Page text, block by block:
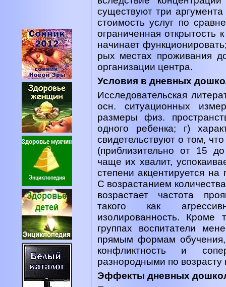
существуют три
стоимость услуг по
ограниченная открытость
начинает
рых местах проживания
организации центра.
Условия в дневных
Исследовательская
осн. ситуационных
размеры физ.
одного ребенка; г)
свидетельствуют о том,
(приблизительно от 15
чаще их хвалит,
степени акцентируется
С возрастанием
возрастает частота
такого как
изолированность. Кроме
группах воспитатели
прямым формам
конфликтность и
разнородными по возрасту
Эффекты дневных